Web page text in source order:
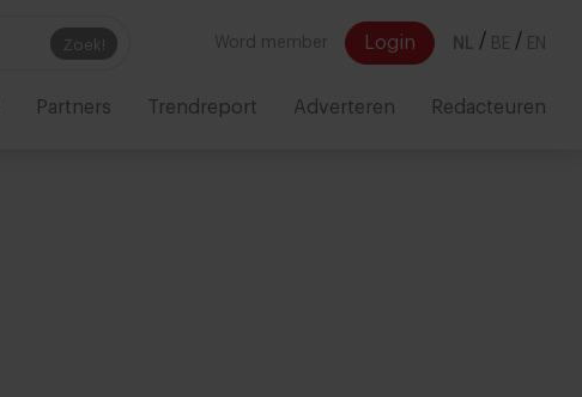
Zoek! Word member Login NL / BE / EN
Partners Trendreport Adverteren Redacteuren